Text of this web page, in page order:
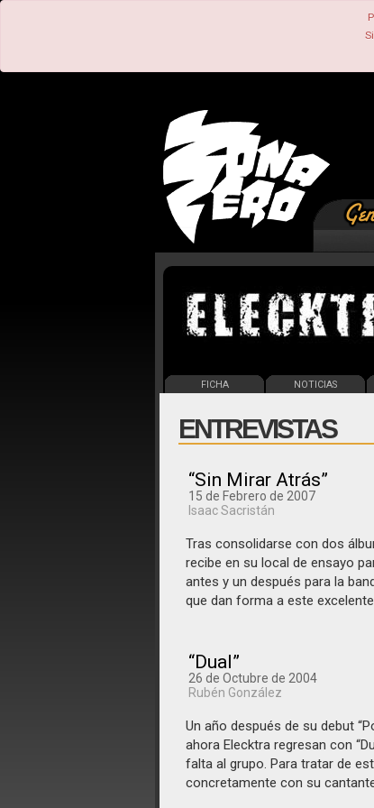
FICHA NOTICIAS
ENTREVISTAS
“Sin Mirar Atrás”
15 de Febrero de 2007
Isaac Sacristán
Tras consolidarse con dos
recibe en su local de ensayo
antes y un después para la
que dan forma a este
“Dual”
26 de Octubre de 2004
Rubén González
Un año después de su debut
ahora Elecktra regresan con
falta al grupo. Para tratar de
concretamente con su